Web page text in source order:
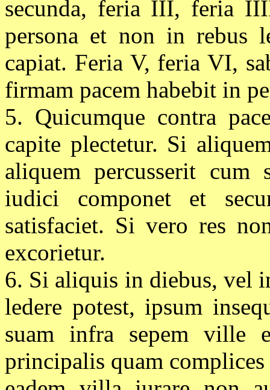
secunda, feria III, feria
persona et non in rebus
capiat. Feria V, feria VI,
firmam pacem habebit in
5. Quicumque contra
capite plectetur. Si
aliquem percusserit cum
iudici componet et
satisfaciet. Si vero res
excorietur.
6. Si aliquis in diebus, vel
ledere potest, ipsum
suam infra sepem ville
principalis quam